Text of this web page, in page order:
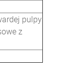
pulpy
z